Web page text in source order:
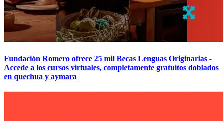
Fundación Romero ofrece 25 mil Becas Lenguas Originarias -
Accede a los cursos virtuales, completamente gratuitos doblados
en quechua y aymara